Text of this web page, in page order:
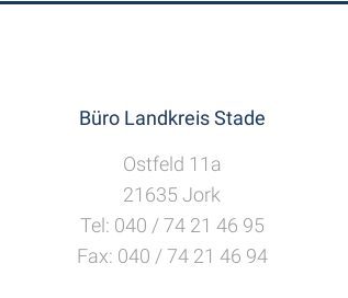
Büro Landkreis Stade
Ostfeld 11a
21635 Jork
Tel: 040 / 74 21 46 95
Fax: 040 / 74 21 46 94